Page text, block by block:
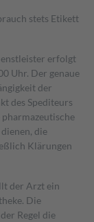
stets Etikett
erfolgt
Uhr. Der genaue
der
des Spediteurs
die
Klärungen
der Arzt ein
Die
Regel die